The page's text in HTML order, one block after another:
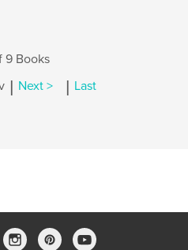
9 Books
| Next > | Last